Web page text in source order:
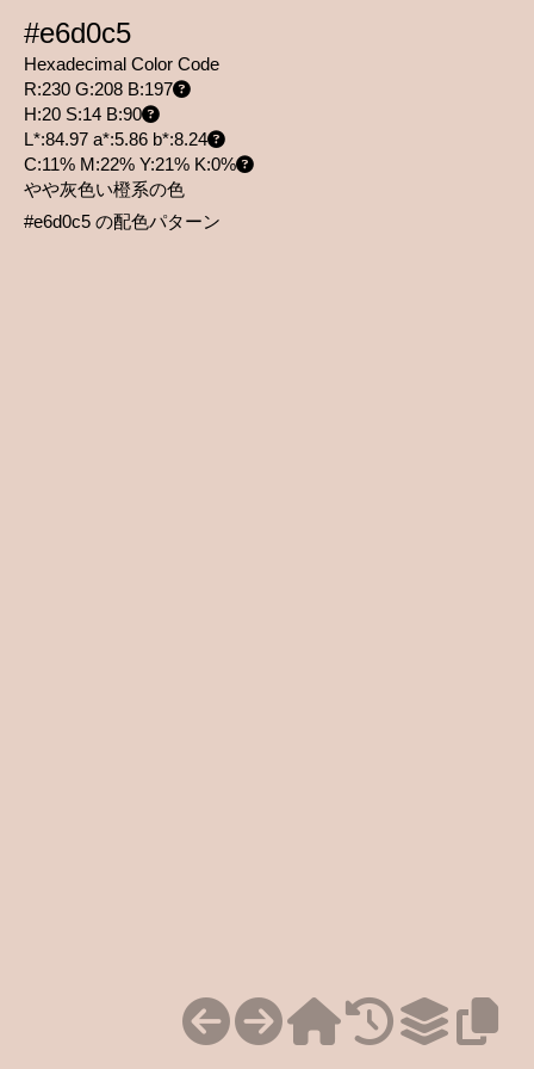
#e6d0c5
Hexadecimal Color Code
R:230 G:208 B:197
H:20 S:14 B:90
L*:84.97 a*:5.86 b*:8.24
C:11% M:22% Y:21% K:0%
やや灰色い橙系の色
#e6d0c5 の配色パターン